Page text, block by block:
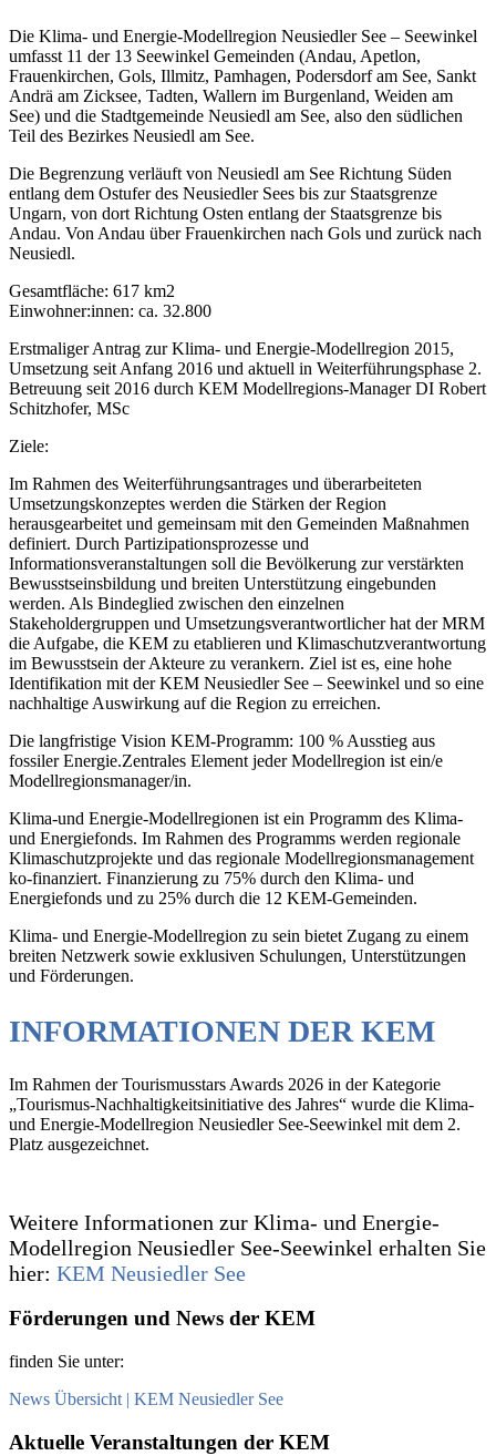
Die Klima- und Energie-Modellregion Neusiedler See – Seewinkel
umfasst 11 der 13 Seewinkel Gemeinden (Andau, Apetlon,
Frauenkirchen, Gols, Illmitz, Pamhagen, Podersdorf am See, Sankt
Andrä am Zicksee, Tadten, Wallern im Burgenland, Weiden am
See) und die Stadtgemeinde Neusiedl am See, also den südlichen
Teil des Bezirkes Neusiedl am See.
Die Begrenzung verläuft von Neusiedl am See Richtung Süden
entlang dem Ostufer des Neusiedler Sees bis zur Staatsgrenze
Ungarn, von dort Richtung Osten entlang der Staatsgrenze bis
Andau. Von Andau über Frauenkirchen nach Gols und zurück nach
Neusiedl.
Gesamtfläche: 617 km2
Einwohner:innen: ca. 32.800
Erstmaliger Antrag zur Klima- und Energie-Modellregion 2015,
Umsetzung seit Anfang 2016 und aktuell in Weiterführungsphase 2.
Betreuung seit 2016 durch KEM Modellregions-Manager DI Robert
Schitzhofer, MSc
Ziele:
Im Rahmen des Weiterführungsantrages und überarbeiteten
Umsetzungskonzeptes werden die Stärken der Region
herausgearbeitet und gemeinsam mit den Gemeinden Maßnahmen
definiert. Durch Partizipationsprozesse und
Informationsveranstaltungen soll die Bevölkerung zur verstärkten
Bewusstseinsbildung und breiten Unterstützung eingebunden
werden. Als Bindeglied zwischen den einzelnen
Stakeholdergruppen und Umsetzungsverantwortlicher hat der MRM
die Aufgabe, die KEM zu etablieren und Klimaschutzverantwortung
im Bewusstsein der Akteure zu verankern. Ziel ist es, eine hohe
Identifikation mit der KEM Neusiedler See – Seewinkel und so eine
nachhaltige Auswirkung auf die Region zu erreichen.
Die langfristige Vision KEM-Programm: 100 % Ausstieg aus
fossiler Energie.Zentrales Element jeder Modellregion ist ein/e
Modellregionsmanager/in.
Klima-und Energie-Modellregionen ist ein Programm des Klima-
und Energiefonds. Im Rahmen des Programms werden regionale
Klimaschutzprojekte und das regionale Modellregionsmanagement
ko-finanziert. Finanzierung zu 75% durch den Klima- und
Energiefonds und zu 25% durch die 12 KEM-Gemeinden.
Klima- und Energie-Modellregion zu sein bietet Zugang zu einem
breiten Netzwerk sowie exklusiven Schulungen, Unterstützungen
und Förderungen.
INFORMATIONEN DER KEM
Im Rahmen der Tourismusstars Awards 2026 in der Kategorie
„Tourismus-Nachhaltigkeitsinitiative des Jahres“ wurde die Klima-
und Energie-Modellregion Neusiedler See-Seewinkel mit dem 2.
Platz ausgezeichnet.
Weitere Informationen zur Klima- und Energie-
Modellregion Neusiedler See-Seewinkel erhalten Sie
hier: KEM Neusiedler See
Förderungen und News der KEM
finden Sie unter:
News Übersicht | KEM Neusiedler See
Aktuelle Veranstaltungen der KEM